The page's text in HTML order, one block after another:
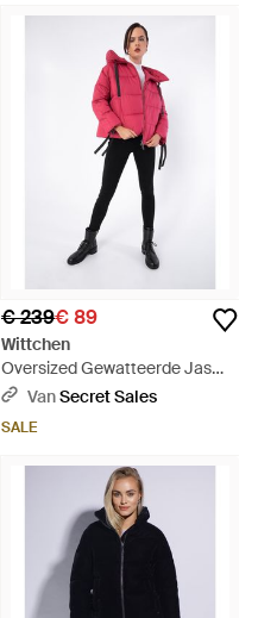
€ 239€ 89
Wittchen
Oversized Gewatteerde Jas
Met Manchetten Aan De
VanSecret Sales
SALE